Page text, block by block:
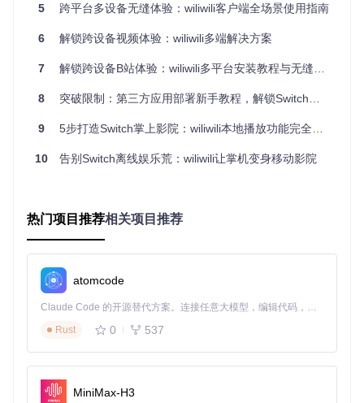
启动时间：8.5秒
启动时间：5.2秒
720P视频帧率：24-28fps
720P视频帧率：30-35fps
弹幕加载延迟：1.2秒
弹幕加载延迟：0.6秒
顿次数和严重程度，可以更准确地评估性能瓶颈所在。
二、解决方案：软件优化提升体验
准备工具：wiliwili设置界面、视频测试片段
实施步骤：
⓵ 打开wiliwili应用，进入"设置"菜单
⓶ 选择"视频播放设置"选项
⓷ 将默认分辨率调整为720P
⓸ 设置最大码率限制为2Mbps
⓹ 保存设置并重启应用
：播放相同视频内容，对比调整前后的流畅度变化，
使用帧率显示功能确认效果。
✅ 推荐配置：对于大多数Switch用户，720P+2Mbps的设置可
以在画质和流畅度之间取得最佳平衡。
5 跨平台多设备无缝体验：wiliwili客户端全场景使用指南
6 解锁跨设备视频体验：wiliwili多端解决方案
7 解锁跨设备B站体验：wiliwili多平台安装教程与无缝观影指南
8 突破限制：第三方应用部署新手教程，解锁Switch新体验
9 5步打造Switch掌上影院：wiliwili本地播放功能完全指南
10 告别Switch离线娱乐荒：wiliwili让掌机变身移动影院
热门项目推荐相关项目推荐
atomcode
Claude Code 的开源替代方案。连接任意大模型，编辑代码，运行命令，自动验证 — 全自动执行。用 Rust 构建，极致性能。 ｜ An open-source alternative to Claude Code. Connect any LLM, edit code, run commands, and verify changes — autonomously. Built in Rust for speed. Get Started
Rust
0 537
MiniMax-H3